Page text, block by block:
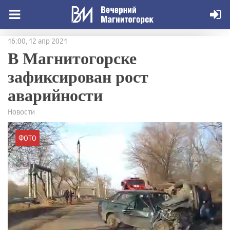
16:00, 12 апр 2021
В Магнитогорске
зафиксирован рост
аварийности
Новости
ФОТО